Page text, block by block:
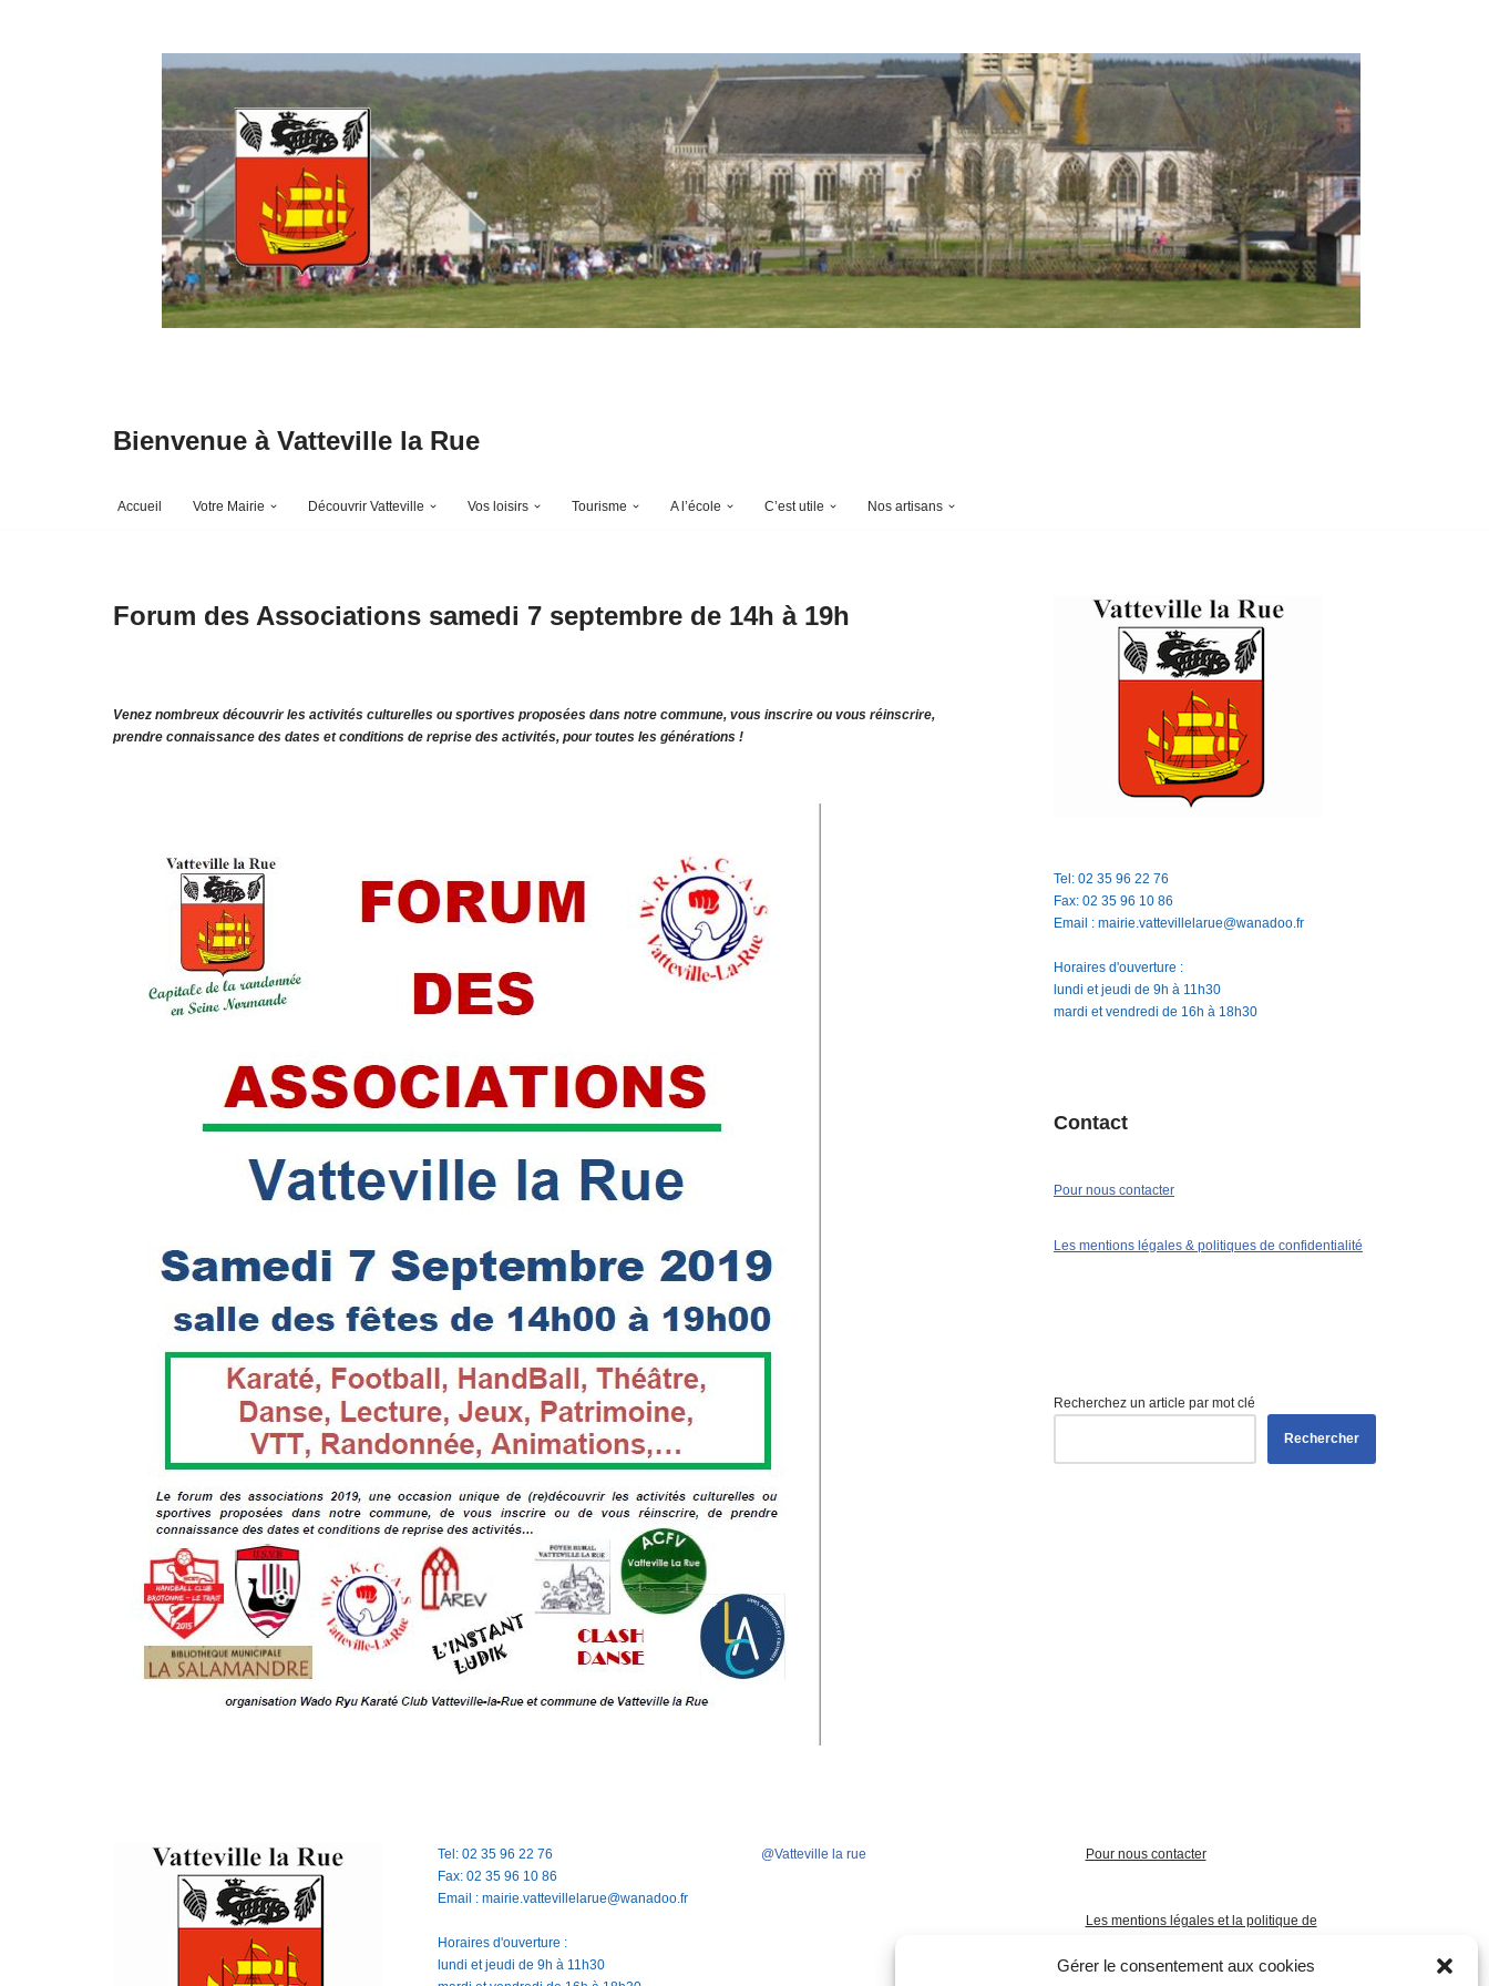
Gérer le consentement aux cookies
Bienvenue à Vatteville la Rue
Accueil Votre Mairie Découvrir Vatteville Vos loisirs Tourisme A l’école C’est utile Nos artisans
Forum des Associations samedi 7 septembre de 14h à 19h
Venez nombreux découvrir les activités culturelles ou sportives proposées dans notre commune, vous inscrire ou vous réinscrire,
prendre connaissance des dates et conditions de reprise des activités, pour toutes les générations !
Tel: 02 35 96 22 76
Fax: 02 35 96 10 86
Email : mairie.vattevillelarue@wanadoo.fr
Horaires d'ouverture :
lundi et jeudi de 9h à 11h30
mardi et vendredi de 16h à 18h30
Contact
Pour nous contacter
Les mentions légales & politiques de confidentialité
Recherchez un article par mot clé
Rechercher
Tel: 02 35 96 22 76
Fax: 02 35 96 10 86
Email : mairie.vattevillelarue@wanadoo.fr
Horaires d'ouverture :
lundi et jeudi de 9h à 11h30
@Vatteville la rue Pour nous contacter
Les mentions légales et la politique de